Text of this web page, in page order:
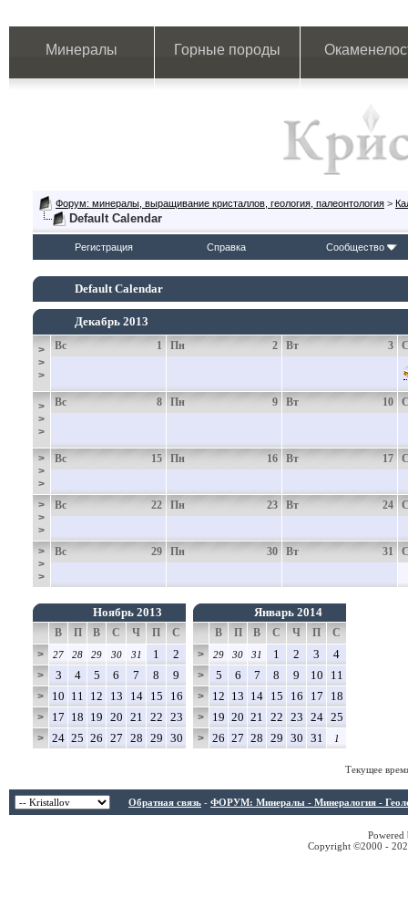
Минералы Горные породы
Форум: минералы, выращивание кристаллов, геология, палеонтология >
Default Calendar
Регистрация Справка Сообщество
Default Calendar
Декабрь 2013
>
>
>
1
Вс 2
Пн 3
Вт
>
>
>
8
Вс 9
Пн 10
Вт
>
>
>
15
Вс 16
Пн 17
Вт
>
>
>
22
Вс 23
Пн 24
Вт
>
>
>
29
Вс 30
Пн 31
Вт
Ноябрь 2013
В П В С Ч П
С
>
27 28 29 30 31 1 2
> 3 4 5 6 7 8 9
> 10 11 12 13 14 15 16
> 17 18 19 20 21 22 23
> 24 25 26 27 28 29 30
Январь 2014
В П В С Ч П
С
>
29 30 31 1 2 3 4
> 5 6 7 8 9 10 11
> 12 13 14 15 16 17 18
> 19 20 21 22 23 24 25
> 26 27 28 29 30 31 1
Текущее
Обратная связь - ФОРУМ: Минералы - Минералогия -
Copyright ©2000 -